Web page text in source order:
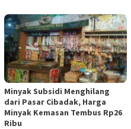
Minyak Subsidi Menghilang
dari Pasar Cibadak, Harga
Minyak Kemasan Tembus Rp26
Ribu